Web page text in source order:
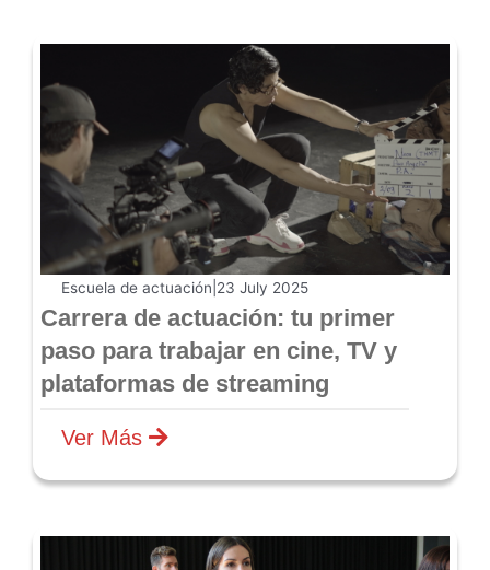
Escuela de actuación 23 July 2025
Carrera de actuación: tu primer
paso para trabajar en cine, TV y
plataformas de streaming
Ver Más